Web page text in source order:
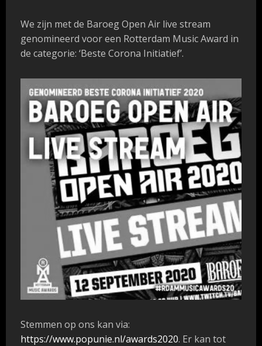
We zijn met de Baroeg Open Air live stream
genomineerd voor een Rotterdam Music Award in
de categorie: ‘Beste Corona Initiatief’.
Stemmen op ons kan via:
https://www.popunie.nl/awards2020. Er kan tot